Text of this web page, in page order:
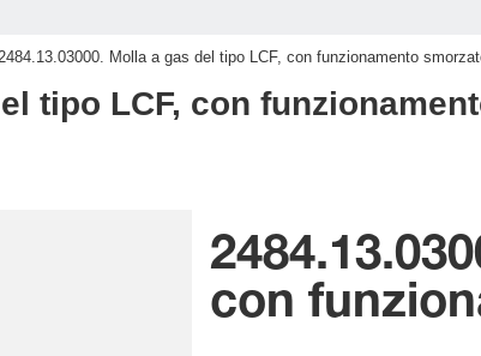
2484.13.03000. Molla a gas del tipo LCF, con funzionamento
tipo LCF, con
con